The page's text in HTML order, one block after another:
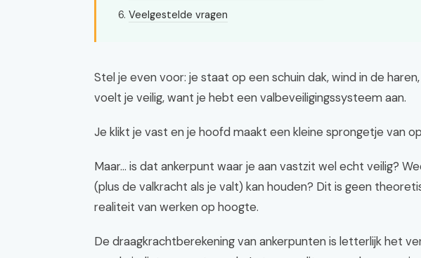
Veelgestelde vragen
Stel je even voor: je staat op een schuin dak, wind in de
voelt je veilig, want je hebt een valbeveiligingssysteem aan.
Je klikt je vast en je hoofd maakt een kleine sprongetje van
Maar... is dat ankerpunt waar je aan vastzit wel echt veilig?
(plus de valkracht als je valt) kan houden? Dit is geen
realiteit van werken op hoogte.
De draagkrachtberekening van ankerpunten is letterlijk het